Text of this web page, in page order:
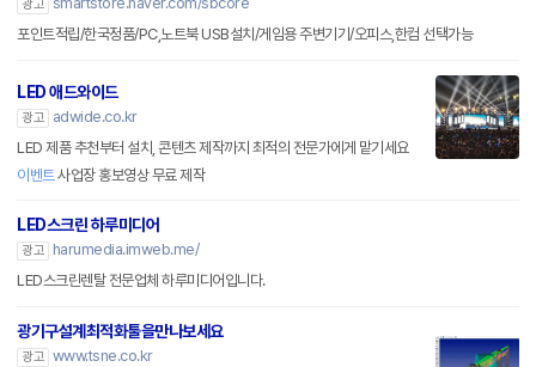
광고
포인트적립/한국정품/PC,노트북 USB설치/게임용 주변기기/오피스,한컴 선택가능
LED 애드와이드
광고
adwide.co.kr
LED 제품 추천부터 설치, 콘텐츠 제작까지 최적의 전문가에게 맡기세요
이벤트사업장 홍보영상 무료 제작
LED스크린 하루미디어
광고
harumedia.imweb.me/
LED스크린렌탈 전문업체 하루미디어입니다.
광기구설계최적화툴을만나보세요
광고 www.tsne.co.kr